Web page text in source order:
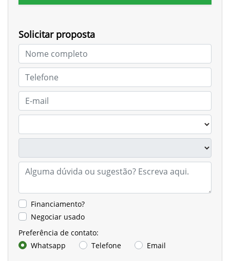
Solicitar proposta
Financiamento?
Negociar usado
Preferência de contato:
Whatsapp
Telefone Email